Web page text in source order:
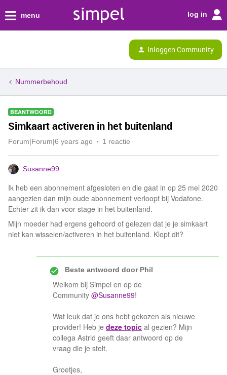
menu log in
Inloggen Community
Nummerbehoud
BEANTWOORD
Simkaart activeren in het buitenland
Forum|Forum|6 years ago 1 reactie
Susanne99
Ik heb een abonnement afgesloten en die gaat in op 25 mei 2020
aangezien dan mijn oude abonnement verloopt bij Vodafone.
Echter zit ik dan voor stage in het buitenland.
Mijn moeder had ergens gehoord of gelezen dat je je simkaart
niet kan wisselen/activeren in het buitenland. Klopt dit?
Beste antwoord doorPhil
Welkom bij Simpel en op de
Community @Susanne99!
Wat leuk dat je ons hebt gekozen als nieuwe
provider! Heb je deze topic al gezien? Mijn
collega Astrid geeft daar antwoord op de
vraag die je stelt.
Groetjes,